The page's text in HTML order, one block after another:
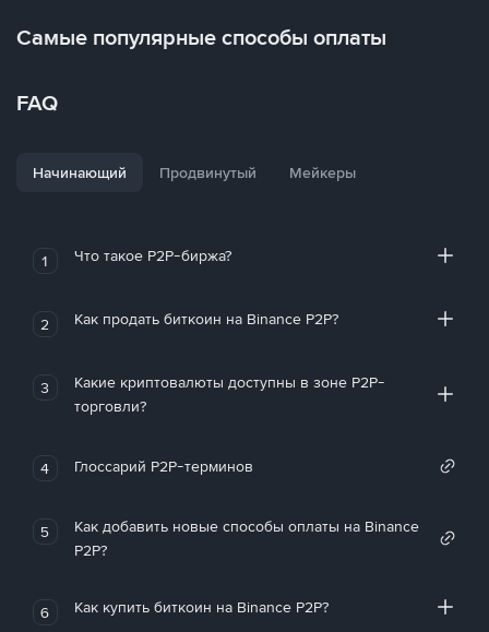
Самые популярные способы оплаты
FAQ
Начинающий Продвинутый Мейкеры
1 Что такое P2P-биржа?
2 Как продать биткоин на Binance P2P?
3
Какие криптовалюты доступны в зоне P2P-
торговли?
4 Глоссарий P2P-терминов
5
Как добавить новые способы оплаты на Binance
P2P?
6 Как купить биткоин на Binance P2P?